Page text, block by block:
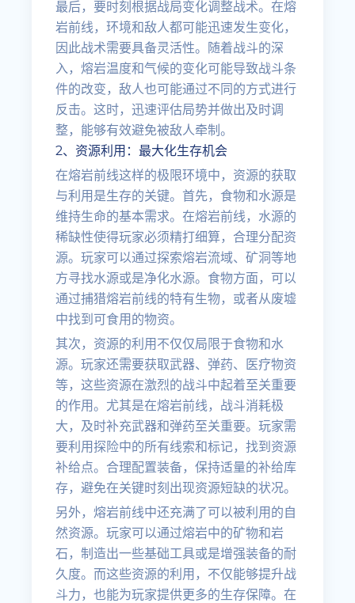
最后，要时刻根据战局变化调整战术。在熔
岩前线，环境和敌人都可能迅速发生变化，
因此战术需要具备灵活性。随着战斗的深
入，熔岩温度和气候的变化可能导致战斗条
件的改变，敌人也可能通过不同的方式进行
反击。这时，迅速评估局势并做出及时调
整，能够有效避免被敌人牵制。
2、资源利用：最大化生存机会
在熔岩前线这样的极限环境中，资源的获取
与利用是生存的关键。首先，食物和水源是
维持生命的基本需求。在熔岩前线，水源的
稀缺性使得玩家必须精打细算，合理分配资
源。玩家可以通过探索熔岩流域、矿洞等地
方寻找水源或是净化水源。食物方面，可以
通过捕猎熔岩前线的特有生物，或者从废墟
中找到可食用的物资。
其次，资源的利用不仅仅局限于食物和水
源。玩家还需要获取武器、弹药、医疗物资
等，这些资源在激烈的战斗中起着至关重要
的作用。尤其是在熔岩前线，战斗消耗极
大，及时补充武器和弹药至关重要。玩家需
要利用探险中的所有线索和标记，找到资源
补给点。合理配置装备，保持适量的补给库
存，避免在关键时刻出现资源短缺的状况。
另外，熔岩前线中还充满了可以被利用的自
然资源。玩家可以通过熔岩中的矿物和岩
石，制造出一些基础工具或是增强装备的耐
久度。而这些资源的利用，不仅能够提升战
斗力，也能为玩家提供更多的生存保障。在